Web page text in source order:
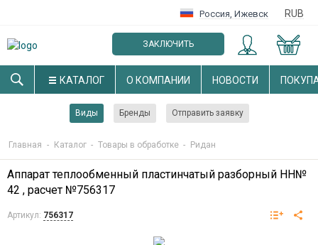
Россия, Ижевск RUB
ЗАКЛЮЧИТЬ
ОПТОВЫЙ ДОГОВОР
КАТАЛОГ О КОМПАНИИ НОВОСТИ
Виды Бренды Отправить заявку
Главная - Каталог - Товары в обработке - Ридан
Аппарат теплообменный пластинчатый разборный НН№
42 , расчет №756317
Артикул: 756317